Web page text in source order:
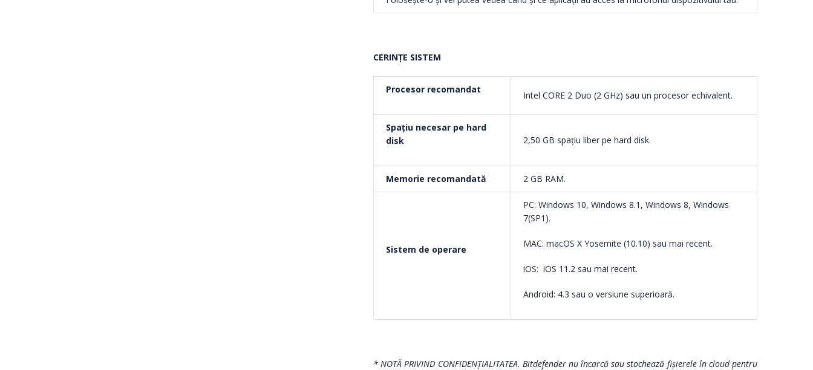
CERINȚE SISTEM
Procesor recomandat
Intel CORE 2 Duo (2 GHz) sau un procesor echivalent.
Spațiu necesar pe hard
disk
2,50 GB spațiu liber pe hard disk.
Memorie recomandată 2 GB RAM.
Sistem de operare
PC: Windows 10, Windows 8.1, Windows 8, Windows
7(SP1).
MAC: macOS X Yosemite (10.10) sau mai recent.
iOS: iOS 11.2 sau mai recent.
Android: 4.3 sau o versiune superioară.
* NOTĂ PRIVIND CONFIDENȚIALITATEA. Bitdefender nu încarcă sau stochează fișierele în cloud pentru